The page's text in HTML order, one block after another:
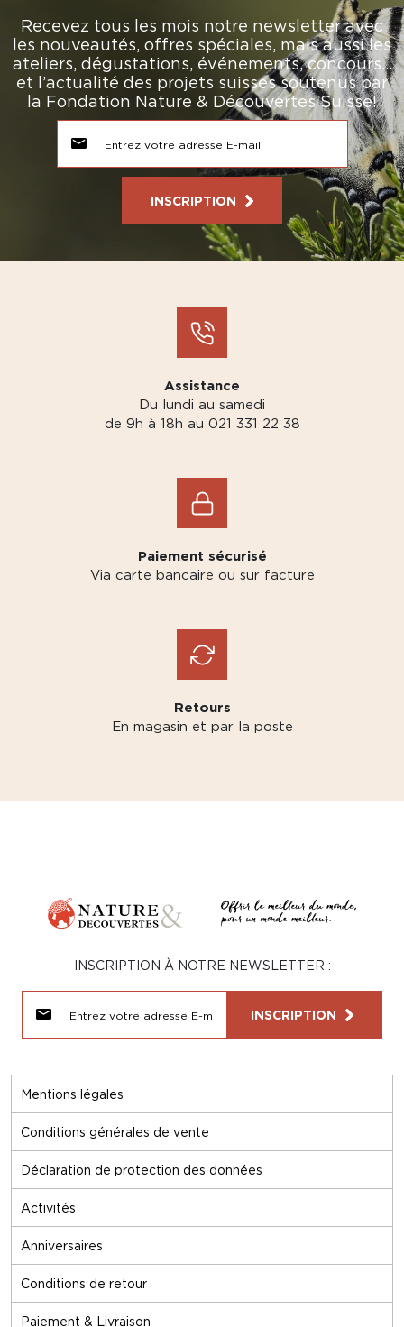
Recevez tous les mois notre newsletter avec
les nouveautés, offres spéciales, mais aussi les
ateliers, dégustations, événements, concours…
et l’actualité des projets suisses soutenus par
la Fondation Nature & Découvertes Suisse!
INSCRIPTION
Assistance
Du lundi au samedi
de 9h à 18h au 021 331 22 38
Paiement sécurisé
Via carte bancaire ou sur facture
Retours
En magasin et par la poste
Mentions légales
Conditions générales de vente
Déclaration de protection des données
Activités
Anniversaires
Conditions de retour
Paiement & Livraison
INSCRIPTION À NOTRE NEWSLETTER :
INSCRIPTION